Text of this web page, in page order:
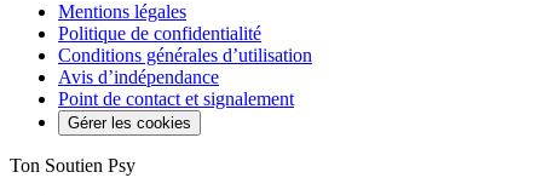
Mentions légales
Politique de confidentialité
Conditions générales d’utilisation
Avis d’indépendance
Point de contact et signalement
Gérer les cookies
Ton Soutien Psy